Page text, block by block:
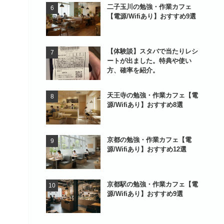
二子玉川の勉強・作業カフェ
【電源/Wifiあり】おすすめ9選
【体験談】スタバで当たりレシ
ートが出ました。特典や使い
方、確率を紹介。
天王寺の勉強・作業カフェ【電
源/Wifiあり】おすすめ8選
京都の勉強・作業カフェ【電
源/Wifiあり】おすすめ12選
京都駅の勉強・作業カフェ【電
源/Wifiあり】おすすめ9選